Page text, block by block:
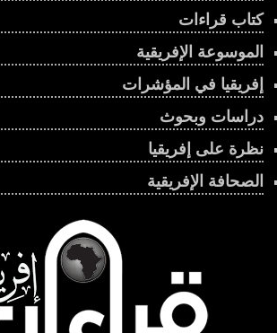
كتاب قراءات
الموسوعة الإفريقية
إفريقيا في المؤشرات
دراسات وبحوث
نظرة على إفريقيا
الصحافة الإفريقية